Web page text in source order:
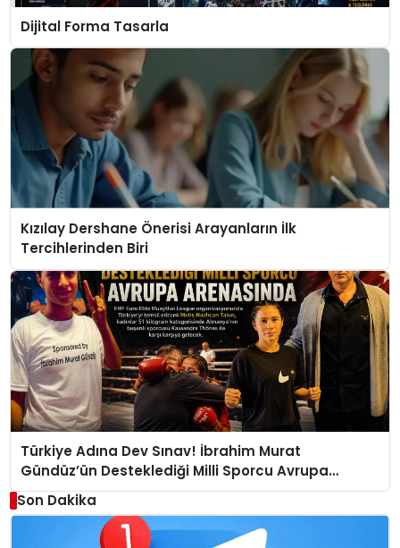
Dijital Forma Tasarla
Kızılay Dershane Önerisi Arayanların İlk
Tercihlerinden Biri
Türkiye Adına Dev Sınav! İbrahim Murat
Gündüz’ün Desteklediği Milli Sporcu Avrupa
Arenasında
Son Dakika